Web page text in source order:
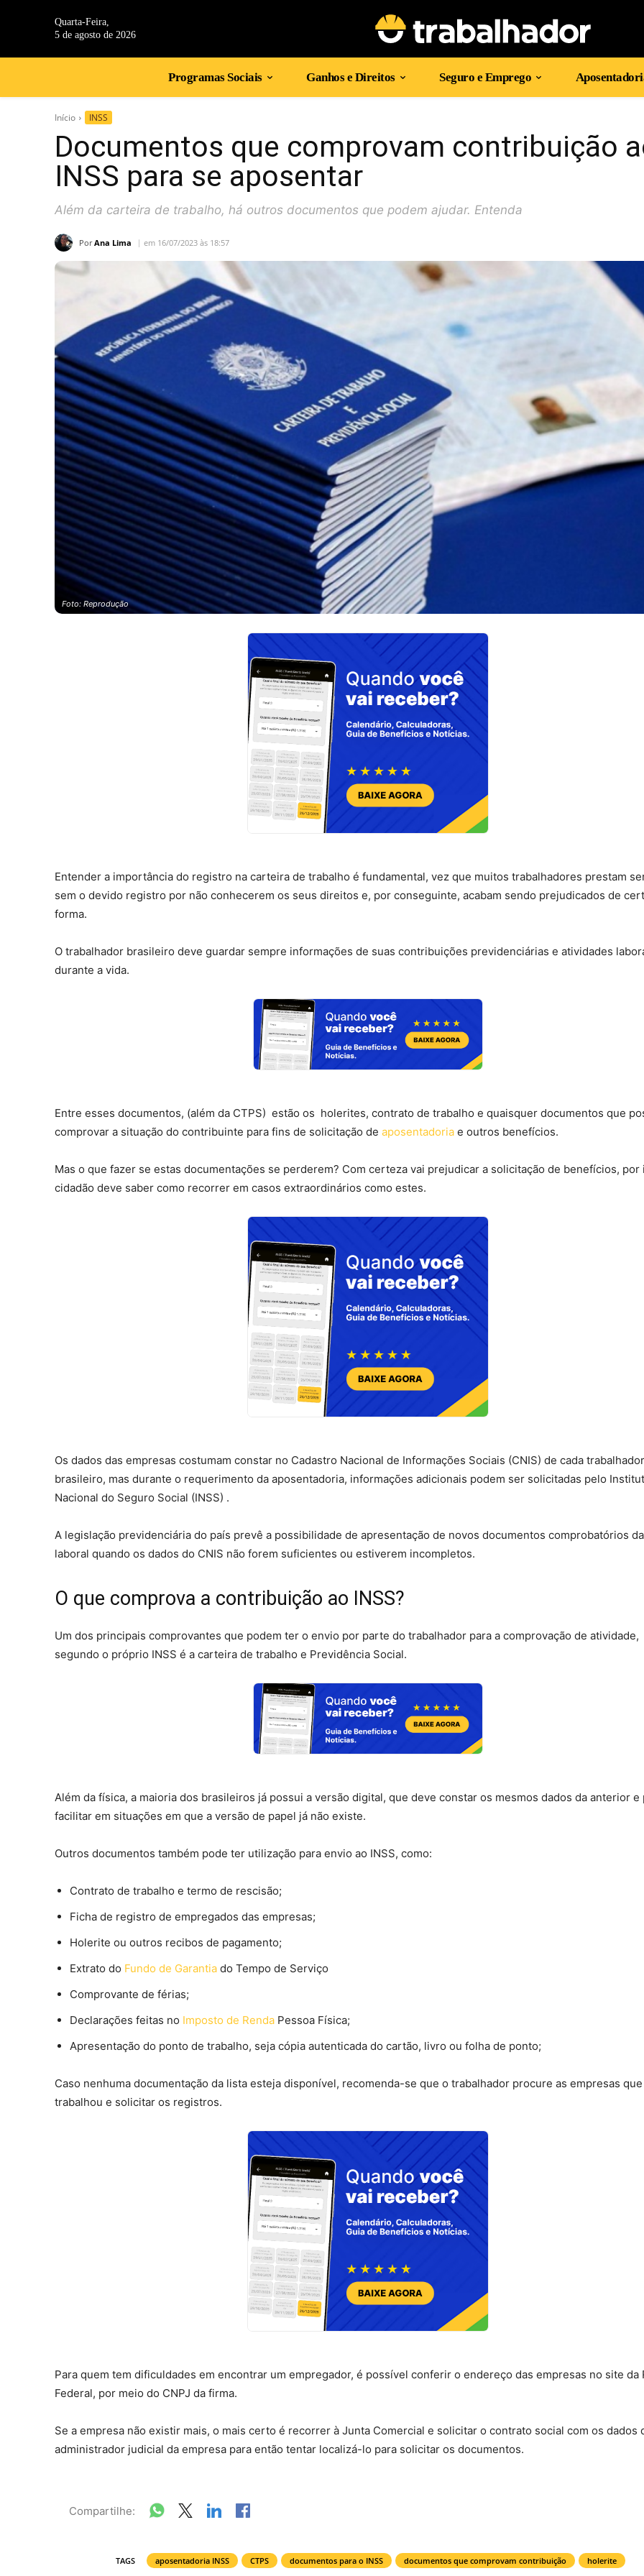
Quarta-Feira,
5 de agosto de 2026
Programas Sociais Ganhos e Direitos Seguro e Emprego
Início INSS
Documentos que comprovam contribuição
INSS para se aposentar
Além da carteira de trabalho, há outros documentos que podem ajudar. Entenda
Por Ana Lima em 16/07/2023 às 18:57
Foto: Reprodução
Entender a importância do registro na carteira de trabalho é fundamental, vez que muitos trabalhadores prestam
sem o devido registro por não conhecerem os seus direitos e, por conseguinte, acabam sendo prejudicados de
forma.
O trabalhador brasileiro deve guardar sempre informações de suas contribuições previdenciárias e atividades
durante a vida.
Entre esses documentos, (além da CTPS) estão os holerites, contrato de trabalho e quaisquer documentos que
comprovar a situação do contribuinte para fins de solicitação de aposentadoria e outros benefícios.
Mas o que fazer se estas documentações se perderem? Com certeza vai prejudicar a solicitação de benefícios, por
cidadão deve saber como recorrer em casos extraordinários como estes.
Os dados das empresas costumam constar no Cadastro Nacional de Informações Sociais (CNIS) de cada trabalhador
brasileiro, mas durante o requerimento da aposentadoria, informações adicionais podem ser solicitadas pelo
Nacional do Seguro Social (INSS) .
A legislação previdenciária do país prevê a possibilidade de apresentação de novos documentos comprobatórios
laboral quando os dados do CNIS não forem suficientes ou estiverem incompletos.
O que comprova a contribuição ao INSS?
Um dos principais comprovantes que podem ter o envio por parte do trabalhador para a comprovação de atividade,
segundo o próprio INSS é a carteira de trabalho e Previdência Social.
Além da física, a maioria dos brasileiros já possui a versão digital, que deve constar os mesmos dados da anterior e
facilitar em situações em que a versão de papel já não existe.
Outros documentos também pode ter utilização para envio ao INSS, como:
Contrato de trabalho e termo de rescisão;
Ficha de registro de empregados das empresas;
Holerite ou outros recibos de pagamento;
Extrato do Fundo de Garantia do Tempo de Serviço
Comprovante de férias;
Declarações feitas no Imposto de Renda Pessoa Física;
Apresentação do ponto de trabalho, seja cópia autenticada do cartão, livro ou folha de ponto;
Caso nenhuma documentação da lista esteja disponível, recomenda-se que o trabalhador procure as empresas que
trabalhou e solicitar os registros.
Para quem tem dificuldades em encontrar um empregador, é possível conferir o endereço das empresas no site da
Federal, por meio do CNPJ da firma.
Se a empresa não existir mais, o mais certo é recorrer à Junta Comercial e solicitar o contrato social com os dados
administrador judicial da empresa para então tentar localizá-lo para solicitar os documentos.
Compartilhe:
TAGS aposentadoria INSS CTPS documentos para o INSS documentos que comprovam contribuição holerite